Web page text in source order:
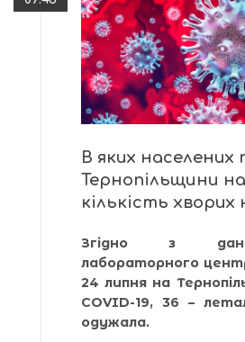
В яких населених
Тернопільщини
кількість хворих
Згідно з
лабораторного
24 липня на
COVID-19, 36 –
одужала.